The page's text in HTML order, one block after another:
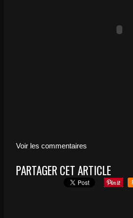
Voir les commentaires
PARTAGER CET ARTICLE